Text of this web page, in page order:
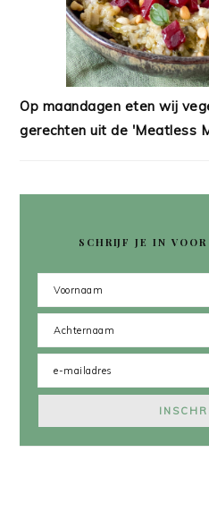
Op maandagen eten wij
gerechten uit de 'Meatless
SCHRIJF JE IN